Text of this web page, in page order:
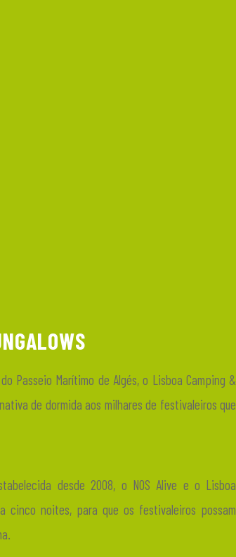
Passeio Marítimo de Algés, o Lisboa Camping &
de dormida aos milhares de festivaleiros que
desde 2008, o NOS Alive e o Lisboa
cinco noites, para que os festivaleiros possam